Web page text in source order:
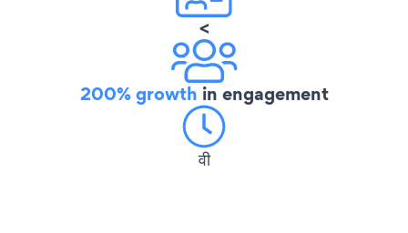
<
200% growth in engagement
वी